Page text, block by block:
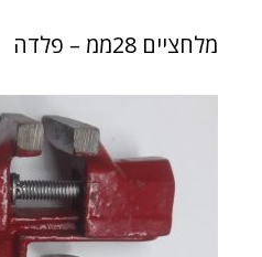
מלחציים 28ממ – פלדה